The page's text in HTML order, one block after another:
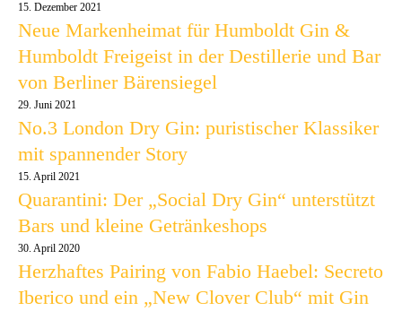
15. Dezember 2021
Neue Markenheimat für Humboldt Gin &
Humboldt Freigeist in der Destillerie und Bar
von Berliner Bärensiegel
29. Juni 2021
No.3 London Dry Gin: puristischer Klassiker
mit spannender Story
15. April 2021
Quarantini: Der „Social Dry Gin“ unterstützt
Bars und kleine Getränkeshops
30. April 2020
Herzhaftes Pairing von Fabio Haebel: Secreto
Iberico und ein „New Clover Club“ mit Gin